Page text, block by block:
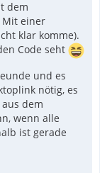
dem
Mit einer
klar komme).
Code seht
und es
nötig, es
dem
wenn alle
ist gerade